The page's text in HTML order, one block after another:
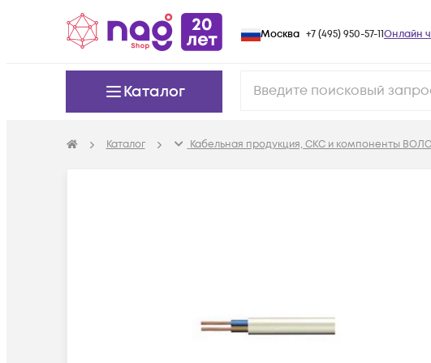
Москва +7 (495) 950-57-11Онлайн
Каталог
Каталог Кабельная продукция, СКС и компоненты ВОЛС